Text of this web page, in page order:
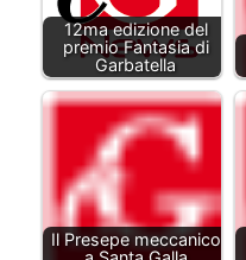
12ma edizione del
premio Fantasia di
Garbatella
Il Presepe meccanico